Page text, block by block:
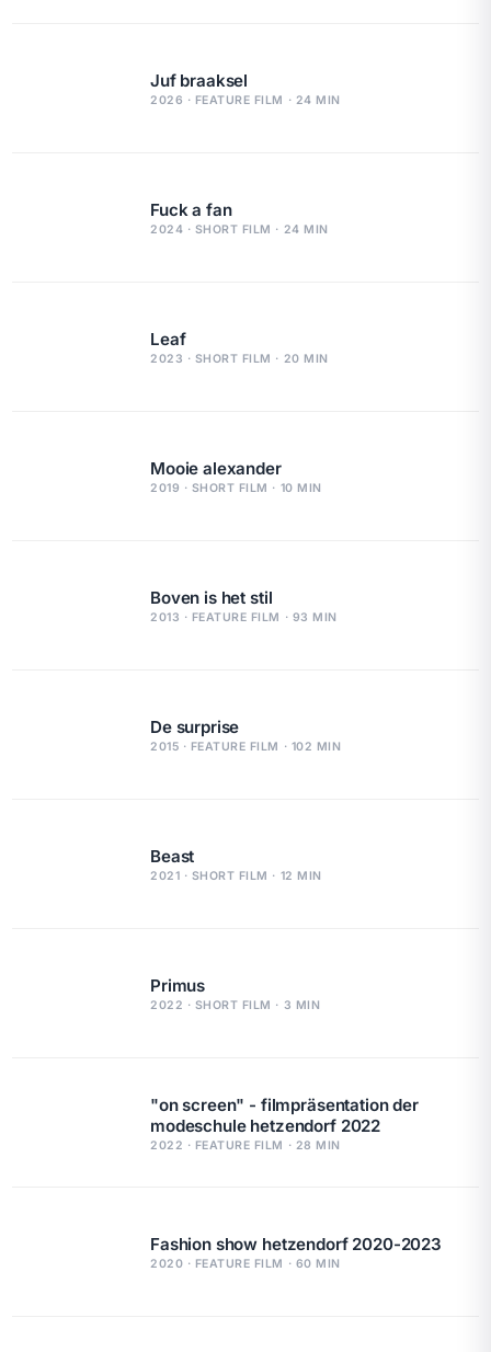
Juf braaksel
2026 · FEATURE FILM · 24 MIN
Fuck a fan
2024 · SHORT FILM · 24 MIN
Leaf
2023 · SHORT FILM · 20 MIN
Mooie alexander
2019 · SHORT FILM · 10 MIN
Boven is het stil
2013 · FEATURE FILM · 93 MIN
De surprise
2015 · FEATURE FILM · 102 MIN
Beast
2021 · SHORT FILM · 12 MIN
Primus
2022 · SHORT FILM · 3 MIN
"on screen" - filmpräsentation der
modeschule hetzendorf 2022
2022 · FEATURE FILM · 28 MIN
Fashion show hetzendorf 2020-2023
2020 · FEATURE FILM · 60 MIN